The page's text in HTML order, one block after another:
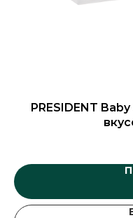
PRESIDENT